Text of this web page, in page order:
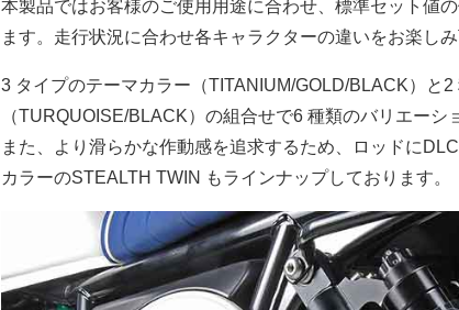
本製品ではお客様のご使用用途に合わせ、標準セット値
ます。走行状況に合わせ各キャラクターの違いをお楽しみ
3 タイプのテーマカラー（TITANIUM/GOLD/BLACK）と
（TURQUOISE/BLACK）の組合せで6 種類のバリエーシ
また、より滑らかな作動感を追求するため、ロッドに
カラーのSTEALTH TWIN もラインナップしております。